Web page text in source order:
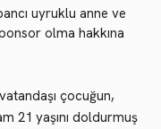
uyruklu anne ve
olma hakkına
çocuğun,
21 yaşını doldurmuş